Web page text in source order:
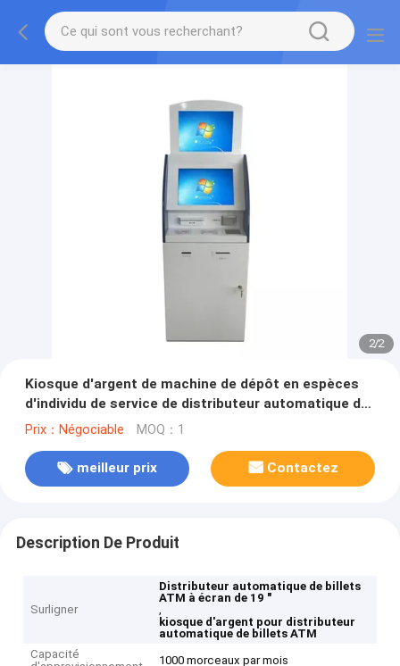
2/2
Kiosque d'argent de machine de dépôt en espèces
d'individu de service de distributeur automatique de
billets d'atmosphère d'écran de 19"
Prix：Négociable MOQ：1
meilleur prix Contactez
Description De Produit
Surligner
Distributeur automatique de billets
ATM à écran de 19 "
,
kiosque d'argent pour distributeur
automatique de billets ATM
Capacité
1000 morceaux par mois